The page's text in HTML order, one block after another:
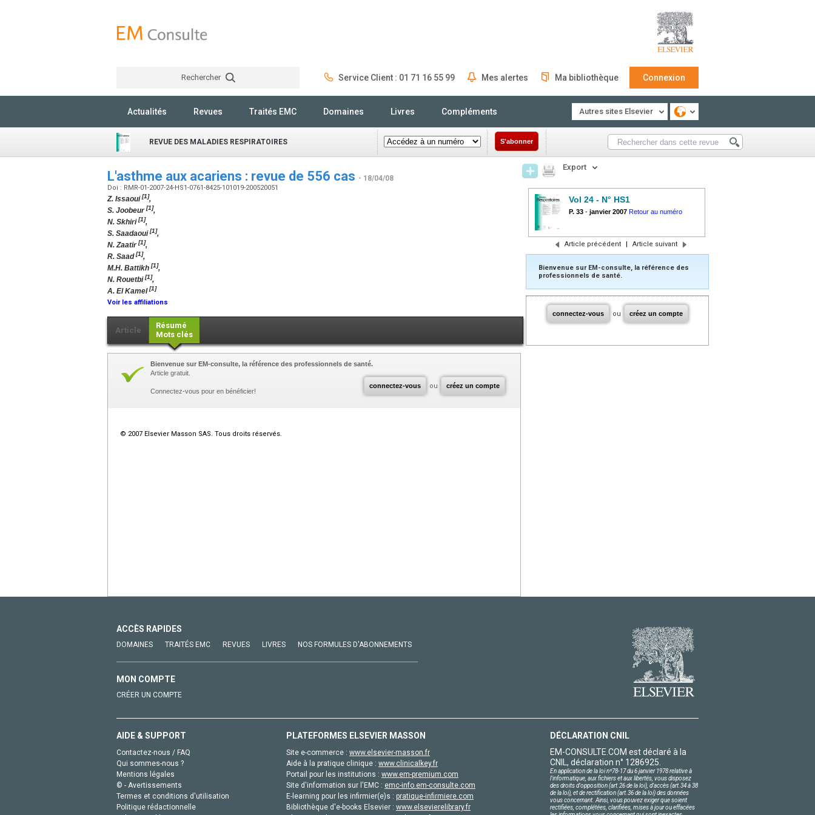
Rechercher Service Client : 01 71 16 55 99 Mes alertes Ma bibliothèque Connexion
Actualités Revues Traités EMC Domaines Livres Compléments Autres sites Elsevier
REVUE DES MALADIES RESPIRATOIRES S'abonner
L'asthme aux acariens : revue de 556 cas - 18/04/08
Doi : RMR-01-2007-24-HS1-0761-8425-101019-200520051
Z. Issaoui[1],
S. Joobeur[1],
N. Skhiri[1],
S. Saadaoui[1],
N. Zaatir[1],
R. Saad[1],
M.H. Battikh [1],
N. Rouetbi[1],
A. El Kamel[1]
Voir les affiliations
Article
Résumé
Mots clés
connectez-vous ou créez un compte
Bienvenue sur EM-consulte, la référence des professionnels de santé.
Article gratuit.
Connectez-vous pour en bénéficier!
© 2007 Elsevier Masson SAS. Tous droits réservés.
Export
Vol 24 - N° HS1
P. 33 - janvier 2007 Retour au numéro
Article précédent | Article suivant
Bienvenue sur EM-consulte, la référence des
professionnels de santé.
connectez-vous ou créez un compte
ACCÈS RAPIDES
DOMAINES TRAITÉS EMC REVUES LIVRES NOS FORMULES D'ABONNEMENTS
MON COMPTE
CRÉER UN COMPTE
AIDE & SUPPORT
Contactez-nous / FAQ
Qui sommes-nous ?
Mentions légales
© - Avertissements
Termes et conditions d'utilisation
Politique rédactionnelle
PLATEFORMES ELSEVIER MASSON
Site e-commerce : www.elsevier-masson.fr
Aide à la pratique clinique : www.clinicalkey.fr
Portail pour les institutions : www.em-premium.com
Site d'information sur l'EMC : emc-info.em-consulte.com
E-learning pour les infirmier(e)s : pratique-infirmiere.com
Bibliothèque d'e-books Elsevier : www.elsevierelibrary.fr
DÉCLARATION CNIL
EM-CONSULTE.COM est déclaré à la
CNIL, déclaration n° 1286925.
En application de la loi nº78-17 du 6 janvier 1978 relative à
l'informatique, aux fichiers et aux libertés, vous disposez
des droits d'opposition (art.26 de la loi), d'accès (art.34 à 38
de la loi), et de rectification (art.36 de la loi) des données
vous concernant. Ainsi, vous pouvez exiger que soient
rectifiées, complétées, clarifiées, mises à jour ou effacées